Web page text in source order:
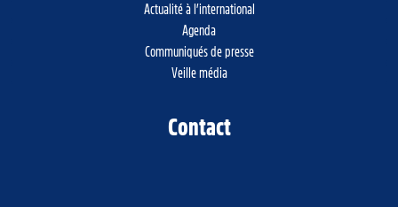
Actualité à l’international
Agenda
Communiqués de presse
Veille média
Contact